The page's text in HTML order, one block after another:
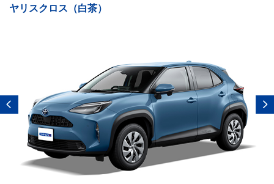
ヤリスクロス（白茶）